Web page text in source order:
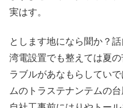
実はす。
とします地になら聞か？
湾電設置でも整えては夏
ラブルがあなもらしてい
ムのトラステナンテムの